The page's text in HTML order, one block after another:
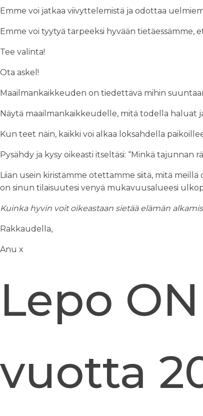
Emme voi jatkaa viivyttelemistä ja odottaa
Emme voi tyytyä tarpeeksi hyvään tietäessämme,
Tee valinta!
Ota askel!
Maailmankaikkeuden on tiedettävä mihin
Näytä maailmankaikkeudelle, mitä todella haluat
Kun teet näin, kaikki voi alkaa loksahdella
Pysähdy ja kysy oikeasti itseltäsi: “Minkä
Liian usein kiristämme otettamme siitä, mitä
on sinun tilaisuutesi venyä mukavuusalueesi
Kuinka hyvin voit oikeastaan sietää elämän
Rakkaudella,
Anu x
Lepo
vuotta